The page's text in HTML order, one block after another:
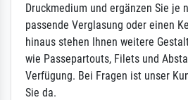
Druckmedium und ergänzen Sie je
passende Verglasung oder einen
hinaus stehen Ihnen weitere
wie Passepartouts, Filets und
Verfügung. Bei Fragen ist unser
Sie da.